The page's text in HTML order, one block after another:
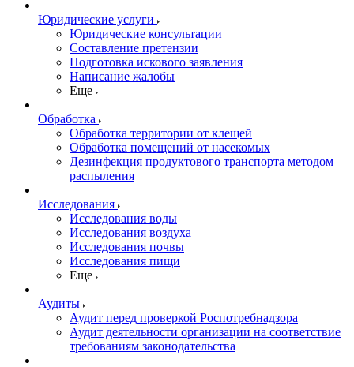
Юридические услуги
Юридические консультации
Составление претензии
Подготовка искового заявления
Написание жалобы
Еще
Обработка
Обработка территории от клещей
Обработка помещений от насекомых
Дезинфекция продуктового транспорта методом
распыления
Исследования
Исследования воды
Исследования воздуха
Исследования почвы
Исследования пищи
Еще
Аудиты
Аудит перед проверкой Роспотребнадзора
Аудит деятельности организации на соответствие
требованиям законодательства